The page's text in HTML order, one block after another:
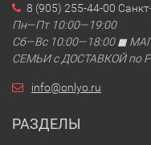
8 (905) 255-44-00
Пн—Пт 10:00—19:00
Сб—Вс 10:00—18:00 ◼
СЕМЬИ с ДОСТАВКОЙ по
info@onlyo.ru
РАЗДЕЛЫ